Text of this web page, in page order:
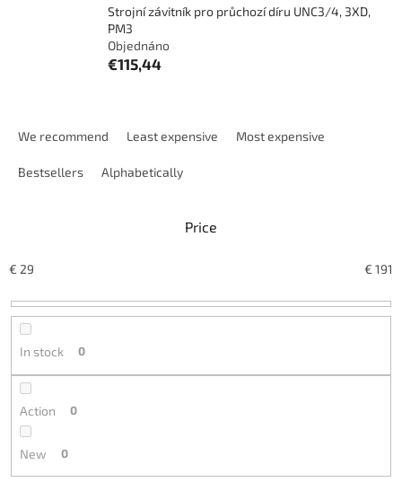
Strojní závitník pro průchozí díru UNC3/4, 3XD,
PM3
Objednáno
€115,44
o
t
g
We recommend Least expensive Most expensive
Bestsellers Alphabetically
Price
€ 29 € 191
In stock 0
Action 0
New 0